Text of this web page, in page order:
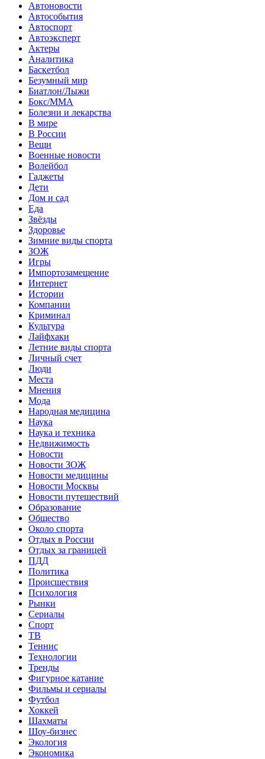
Автоновости
Автособытия
Автоспорт
Автоэксперт
Актеры
Аналитика
Баскетбол
Безумный мир
Биатлон/Лыжи
Бокс/MMA
Болезни и лекарства
В мире
В России
Вещи
Военные новости
Волейбол
Гаджеты
Дети
Дом и сад
Еда
Звёзды
Здоровье
Зимние виды спорта
ЗОЖ
Игры
Импортозамещение
Интернет
Истории
Компании
Криминал
Культура
Лайфхаки
Летние виды спорта
Личный счет
Люди
Места
Мнения
Мода
Народная медицина
Наука
Наука и техника
Недвижимость
Новости
Новости ЗОЖ
Новости медицины
Новости Москвы
Новости путешествий
Образование
Общество
Около спорта
Отдых в России
Отдых за границей
ПДД
Политика
Происшествия
Психология
Рынки
Сериалы
Спорт
ТВ
Теннис
Технологии
Тренды
Фигурное катание
Фильмы и сериалы
Футбол
Хоккей
Шахматы
Шоу-бизнес
Экология
Экономика